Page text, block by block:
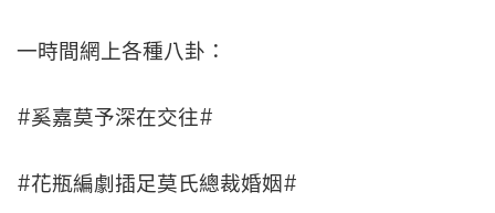
一時間網上各種八卦：
#奚嘉莫予深在交往#
#花瓶編劇插足莫氏總裁婚姻#